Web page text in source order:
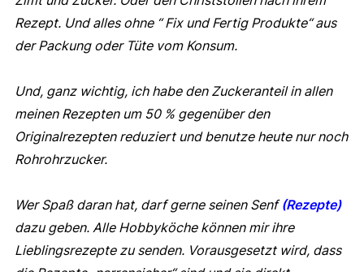
Rezept. Und alles ohne “ Fix und Fertig Produkte“ aus
der Packung oder Tüte vom Konsum.
Und, ganz wichtig, ich habe den Zuckeranteil in allen
meinen Rezepten um 50 % gegenüber den
Originalrezepten reduziert und benutze heute nur noch
Rohrohrzucker.
Wer Spaß daran hat, darf gerne seinen Senf(Rezepte)
dazu geben. Alle Hobbyköche können mir ihre
Lieblingsrezepte zu senden. Vorausgesetzt wird, dass